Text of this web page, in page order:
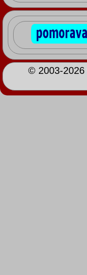
© 2003-2026